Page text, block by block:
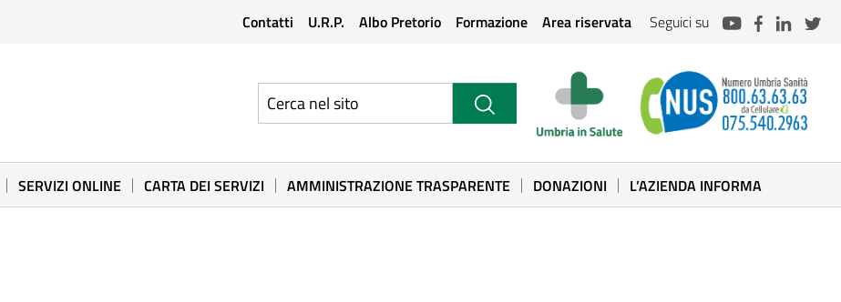
Contatti U.R.P. Albo Pretorio Formazione Area riservata Seguici su
SERVIZI ONLINE CARTA DEI SERVIZI AMMINISTRAZIONE TRASPARENTE DONAZIONI L’AZIENDA INFORMA